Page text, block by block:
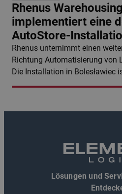
Rhenus
implementiert eine
AutoStore-
Rhenus unternimmt einen
Richtung Automatisierung von
Die Installation in Bolesławiec
Lösungen und